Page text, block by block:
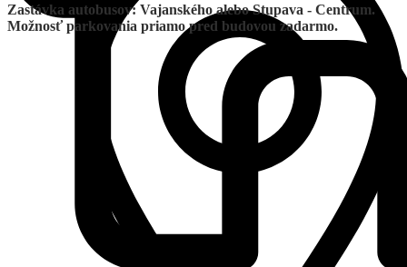
Zastávka autobusov: Vajanského alebo Stupava - Centrum.
Možnosť parkovania priamo pred budovou zadarmo.